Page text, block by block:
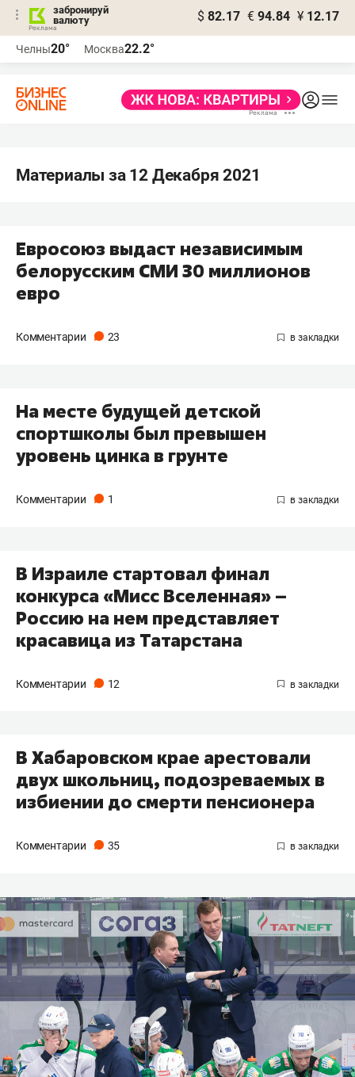
забронируй
валюту
$ 82.17 € 94.84 ¥ 12.17
Челны20° Москва22.2°
Материалы за 12 Декабря 2021
Евросоюз выдаст независимым
белорусским СМИ 30 миллионов
евро
Комментарии 23
На месте будущей детской
спортшколы был превышен
уровень цинка в грунте
Комментарии 1
В Израиле стартовал финал
конкурса «Мисс Вселенная» –
Россию на нем представляет
красавица из Татарстана
Комментарии 12
В Хабаровском крае арестовали
двух школьниц, подозреваемых в
избиении до смерти пенсионера
Комментарии 35